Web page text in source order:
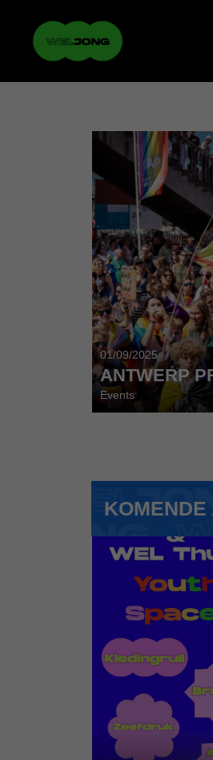
01/09/2025
ANTWERP
Events
KOMENDE